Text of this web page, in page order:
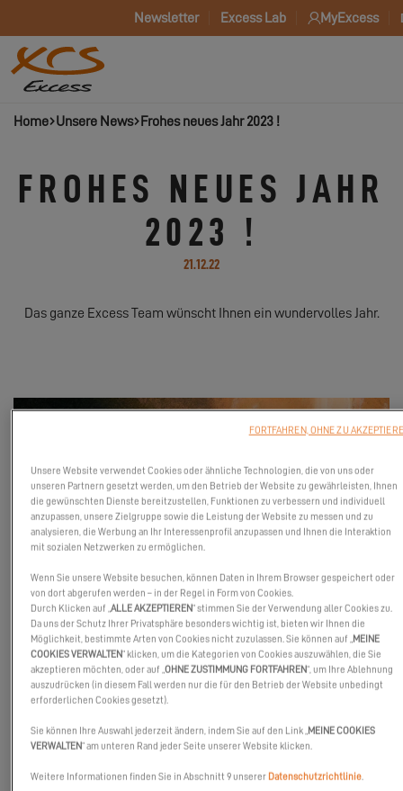
Newsletter Excess Lab MyExcess
Home Unsere News Frohes neues Jahr 2023 !
FROHES NEUES JAHR
2023 !
21.12.22
Das ganze Excess Team wünscht Ihnen ein wundervolles Jahr.
Setzen wir die Segel für ein neues Jahr an Bord unserer Excess
Katamarane!
Um Nervenkitzel am Ruder zu erleben,
Ausgetretene Pfade zu verlassen,
Unsere Website verwendet Cookies oder ähnliche Technologien, die von uns oder
unseren Partnern gesetzt werden, um den Betrieb der Website zu gewährleisten, Ihnen
die gewünschten Dienste bereitzustellen, Funktionen zu verbessern und individuell
anzupassen, unsere Zielgruppe sowie die Leistung der Website zu messen und zu
analysieren, die Werbung an Ihr Interessenprofil anzupassen und Ihnen die Interaktion
mit sozialen Netzwerken zu ermöglichen.
Wenn Sie unsere Website besuchen, können Daten in Ihrem Browser gespeichert oder
von dort abgerufen werden – in der Regel in Form von Cookies.
Durch Klicken auf „ALLE AKZEPTIEREN“ stimmen Sie der Verwendung aller Cookies zu.
Da uns der Schutz Ihrer Privatsphäre besonders wichtig ist, bieten wir Ihnen die
Möglichkeit, bestimmte Arten von Cookies nicht zuzulassen. Sie können auf „MEINE
COOKIES VERWALTEN“ klicken, um die Kategorien von Cookies auszuwählen, die Sie
akzeptieren möchten, oder auf „OHNE ZUSTIMMUNG FORTFAHREN“, um Ihre Ablehnung
auszudrücken (in diesem Fall werden nur die für den Betrieb der Website unbedingt
erforderlichen Cookies gesetzt).
Sie können Ihre Auswahl jederzeit ändern, indem Sie auf den Link „MEINE COOKIES
VERWALTEN“ am unteren Rand jeder Seite unserer Website klicken.
Weitere Informationen finden Sie in Abschnitt 9 unserer Datenschutzrichtlinie.
FORTFAHREN, OHNE ZU